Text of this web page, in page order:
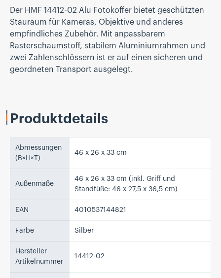
Der HMF 14412-02 Alu Fotokoffer bietet geschützten
Stauraum für Kameras, Objektive und anderes
empfindliches Zubehör. Mit anpassbarem
Rasterschaumstoff, stabilem Aluminiumrahmen und
zwei Zahlenschlössern ist er auf einen sicheren und
geordneten Transport ausgelegt.
Produktdetails
Abmessungen
(B×H×T)
46 x 26 x 33 cm
Außenmaße
46 x 26 x 33 cm (inkl. Griff und
Standfüße: 46 x 27,5 x 36,5 cm)
EAN 4010537144821
Farbe Silber
Hersteller
Artikelnummer
14412-02